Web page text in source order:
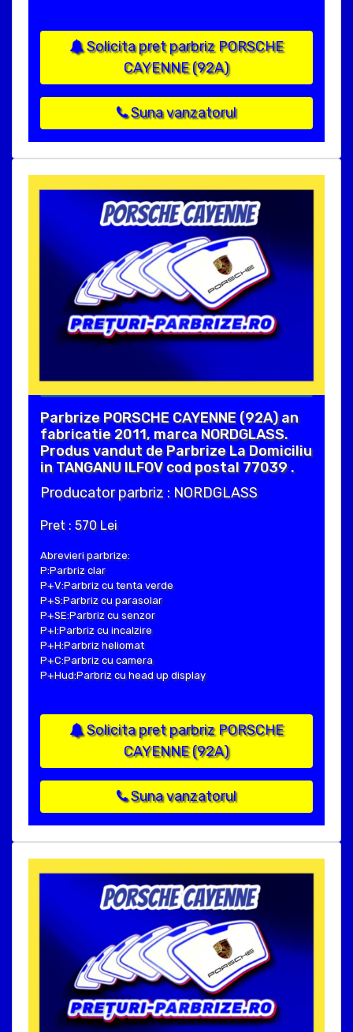
Solicita pret parbriz PORSCHE
CAYENNE (92A)
Suna vanzatorul
Parbrize PORSCHE CAYENNE (92A) an
fabricatie 2011, marca NORDGLASS.
Produs vandut de Parbrize La Domiciliu
in TANGANU ILFOV cod postal 77039 .
Producator parbriz : NORDGLASS
Pret : 570 Lei
Abrevieri parbrize:
P:Parbriz clar
P+V:Parbriz cu tenta verde
P+S:Parbriz cu parasolar
P+SE:Parbriz cu senzor
P+I:Parbriz cu incalzire
P+H:Parbriz heliomat
P+C:Parbriz cu camera
P+Hud:Parbriz cu head up display
Solicita pret parbriz PORSCHE
CAYENNE (92A)
Suna vanzatorul